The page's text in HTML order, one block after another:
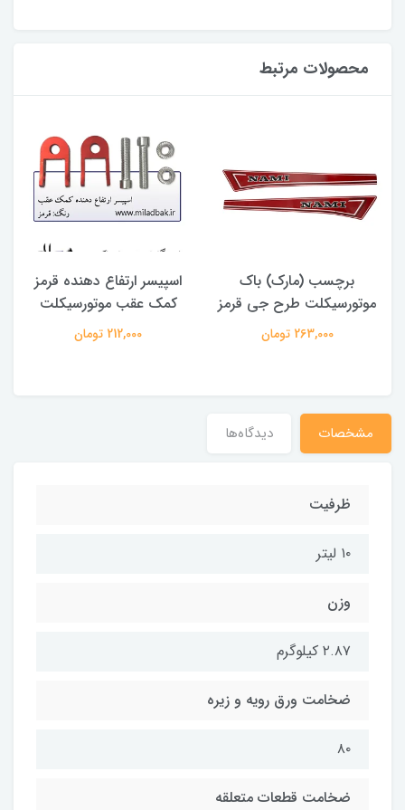
محصولات مرتبط
برچسب (مارک) باک
موتورسیکلت طرح جی قرمز
263,000 تومان
اسپیسر ارتفاع دهنده قرمز
کمک عقب موتورسیکلت
212,000 تومان
مشخصات دیدگاه‌ها
ظرفیت
۱۰ لیتر
وزن
۲.۸۷ کیلوگرم
ضخامت ورق رویه و زیره
۸۰
ضخامت قطعات متعلقه